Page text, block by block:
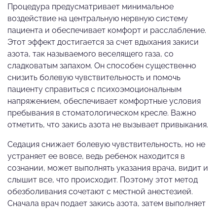
Процедура предусматривает минимальное
воздействие на центральную нервную систему
пациента и обеспечивает комфорт и расслабление.
Этот эффект достигается за счет вдыхания закиси
азота, так называемого веселящего газа, со
сладковатым запахом. Он способен существенно
снизить болевую чувствительность и помочь
пациенту справиться с психоэмоциональным
напряжением, обеспечивает комфортные условия
пребывания в стоматологическом кресле. Важно
отметить, что закись азота не вызывает привыкания.
Седация снижает болевую чувствительность, но не
устраняет ее вовсе, ведь ребенок находится в
сознании, может выполнять указания врача, видит и
слышит все, что происходит. Поэтому этот метод
обезболивания сочетают с местной анестезией.
Сначала врач подает закись азота, затем выполняет